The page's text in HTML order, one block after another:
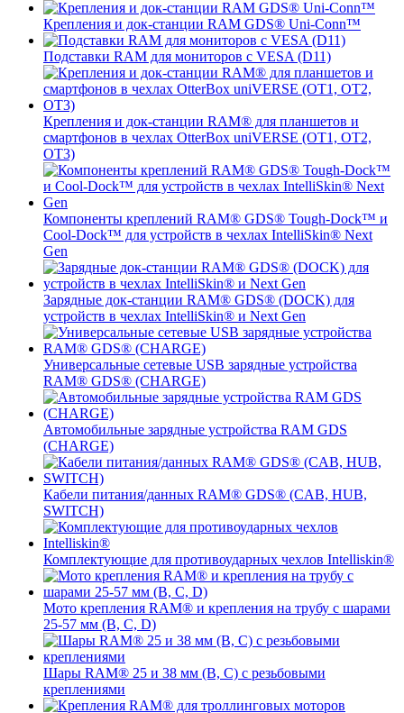
Крепления и док-станции RAM GDS® Uni-Conn™
Подставки RAM для мониторов с VESA (D11)
Крепления и док-станции RAM® для планшетов и
смартфонов в чехлах OtterBox uniVERSE (OT1, OT2,
OT3)
Компоненты креплений RAM® GDS® Tough-Dock™ и
Cool-Dock™ для устройств в чехлах IntelliSkin® Next
Gen
Зарядные док-станции RAM® GDS® (DOCK) для
устройств в чехлах IntelliSkin® и Next Gen
Универсальные сетевые USB зарядные устройства
RAM® GDS® (CHARGE)
Автомобильные зарядные устройства RAM GDS
(CHARGE)
Кабели питания/данных RAM® GDS® (CAB, HUB,
SWITCH)
Комплектующие для противоударных чехлов Intelliskin®
Мото крепления RAM® и крепления на трубу с шарами
25-57 мм (B, C, D)
Шары RAM® 25 и 38 мм (B, C) с резьбовыми
креплениями